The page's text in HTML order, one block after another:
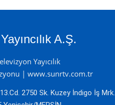
A.Ş.
Yayıcılık
| www.sunrtv.com.tr
13.Cd. 2750 Sk. Kuzey İndigo İş Mrk.